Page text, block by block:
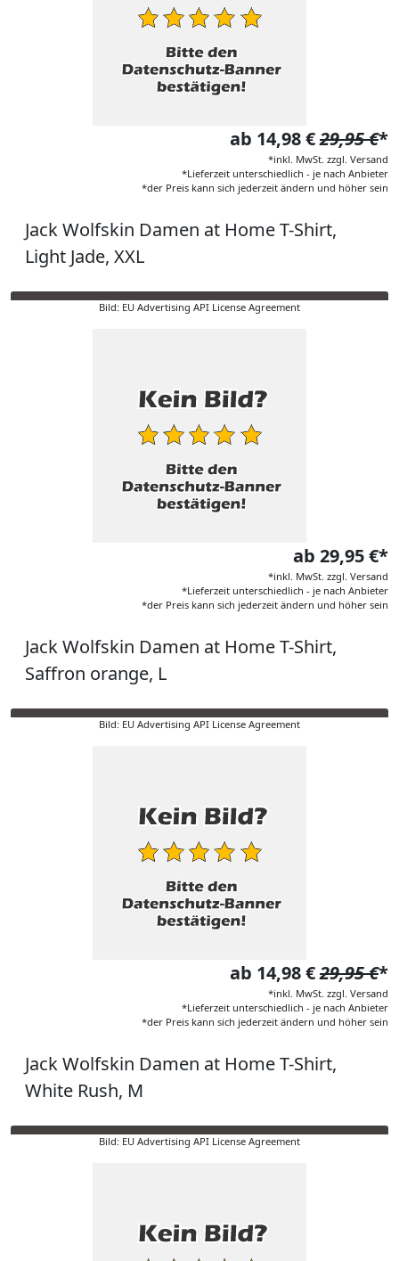
ab 14,98 €29,95 €*
*inkl. MwSt. zzgl. Versand
*Lieferzeit unterschiedlich - je nach Anbieter
*der Preis kann sich jederzeit ändern und höher sein
Jack Wolfskin Damen at Home T-Shirt,
Light Jade, XXL
Bild: EU Advertising API License Agreement
ab 29,95 €*
*inkl. MwSt. zzgl. Versand
*Lieferzeit unterschiedlich - je nach Anbieter
*der Preis kann sich jederzeit ändern und höher sein
Jack Wolfskin Damen at Home T-Shirt,
Saffron orange, L
Bild: EU Advertising API License Agreement
ab 14,98 €29,95 €*
*inkl. MwSt. zzgl. Versand
*Lieferzeit unterschiedlich - je nach Anbieter
*der Preis kann sich jederzeit ändern und höher sein
Jack Wolfskin Damen at Home T-Shirt,
White Rush, M
Bild: EU Advertising API License Agreement